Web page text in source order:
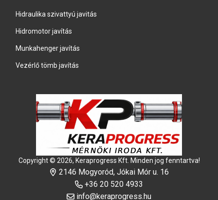
Hidraulika szivattyú javitás
Hidromotor javítás
Munkahenger javítás
Vezérlő tömb javítás
Copyright © 2026, Keraprogress Kft. Minden jog fenntartva!
2146 Mogyoród, Jókai Mór u. 16
+36 20 520 4933
info@keraprogress.hu